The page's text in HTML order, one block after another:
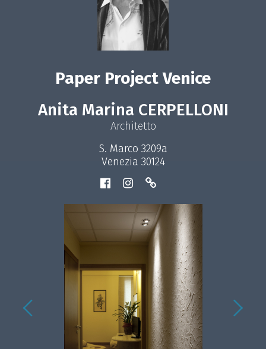
Paper Project Venice
Anita Marina CERPELLONI
Architetto
S. Marco 3209a
Venezia 30124